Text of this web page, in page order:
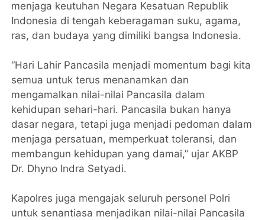
menjaga keutuhan Negara Kesatuan Republik
Indonesia di tengah keberagaman suku, agama,
ras, dan budaya yang dimiliki bangsa Indonesia.
“Hari Lahir Pancasila menjadi momentum bagi kita
semua untuk terus menanamkan dan
mengamalkan nilai-nilai Pancasila dalam
kehidupan sehari-hari. Pancasila bukan hanya
dasar negara, tetapi juga menjadi pedoman dalam
menjaga persatuan, memperkuat toleransi, dan
membangun kehidupan yang damai,” ujar AKBP
Dr. Dhyno Indra Setyadi.
Kapolres juga mengajak seluruh personel Polri
untuk senantiasa menjadikan nilai-nilai Pancasila